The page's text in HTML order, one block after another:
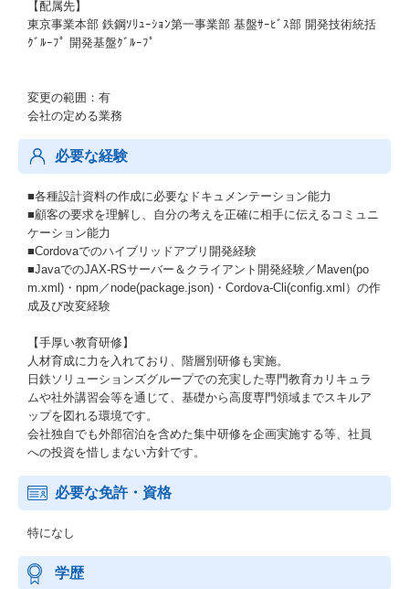
【配属先】
東京事業本部 鉄鋼ｿﾘｭｰｼｮﾝ第一事業部 基盤ｻｰﾋﾞｽ部 開発技術統括
ｸﾞﾙｰﾌﾟ 開発基盤ｸﾞﾙｰﾌﾟ
変更の範囲：有
会社の定める業務
必要な経験
■各種設計資料の作成に必要なドキュメンテーション能力
■顧客の要求を理解し、自分の考えを正確に相手に伝えるコミュニ
ケーション能力
■Cordovaでのハイブリッドアプリ開発経験
■JavaでのJAX-RSサーバー＆クライアント開発経験／Maven(po
m.xml)・npm／node(package.json)・Cordova-Cli(config.xml）の作
成及び改変経験
【手厚い教育研修】
人材育成に力を入れており、階層別研修も実施。
日鉄ソリューションズグループでの充実した専門教育カリキュラ
ムや社外講習会等を通じて、基礎から高度専門領域までスキルア
ップを図れる環境です。
会社独自でも外部宿泊を含めた集中研修を企画実施する等、社員
への投資を惜しまない方針です。
必要な免許・資格
特になし
学歴